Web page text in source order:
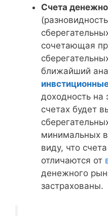
Счета
сочетающая
ближайший
доходность на
счетах будет
минимальных
виду, что
отличаются от
денежного
застрахованы.